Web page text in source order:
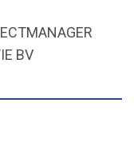
BV